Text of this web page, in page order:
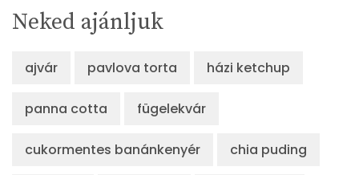
Neked ajánljuk
ajvár pavlova torta házi ketchup
panna cotta fügelekvár
cukormentes banánkenyér chia puding